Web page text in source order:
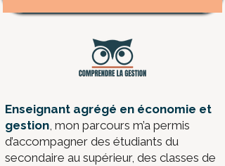
​Enseignant agrégé en économie et
gestion, mon parcours m’a permis
d’accompagner des étudiants du
secondaire au supérieur, des classes de